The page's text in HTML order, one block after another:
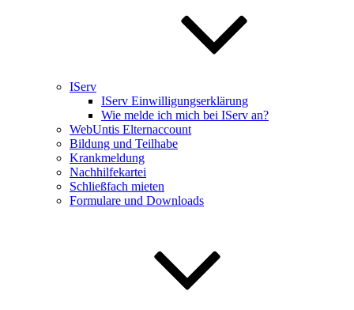
IServ
IServ Einwilligungserklärung
Wie melde ich mich bei IServ an?
WebUntis Elternaccount
Bildung und Teilhabe
Krankmeldung
Nachhilfekartei
Schließfach mieten
Formulare und Downloads